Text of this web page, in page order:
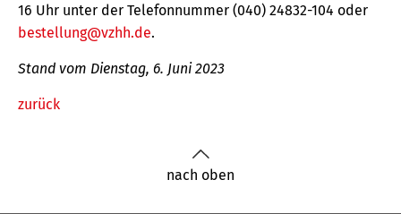
16 Uhr unter der Telefonnummer (040) 24832-104 oder
bestellung@vzhh.de.
Stand vom Dienstag, 6. Juni 2023
zurück
nach oben